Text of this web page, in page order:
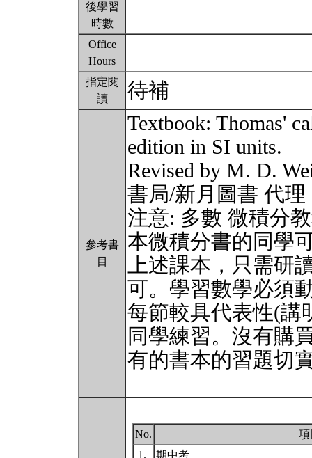
後學習
時數
Office
Hours
指定閱
讀
待補
參考書
目
Textbook: Thomas'
edition in SI units.
Revised by M. D.
書局/新月圖書 代理
注意: 多數 微積分
本微積分書的同學
上述課本，只需研
可。學習數學必須
每節較具代表性(講
同學練習。沒有購
有的書本的習題切
No.
項
1.
期中考